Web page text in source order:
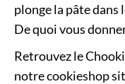
plonge la pâte dans
De quoi vous
Retrouvez le
notrecookieshop